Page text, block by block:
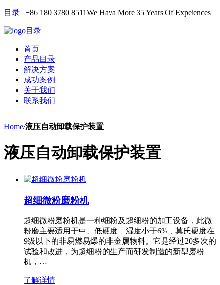
目录 +86 180 3780 8511We Hava More 35 Years Of Expeiences
目录
首页
产品目录
解决方案
成功案例
关于我们
联系我们
Home/液压自动卸载保护装置
液压自动卸载保护装置
超细微粉磨粉机
超细微粉磨粉机是一种细粉及超细粉的加工设备，此微
粉磨主要适用于中、低硬度，湿度小于6%，莫氏硬度在
9级以下的非易燃易爆的非金属物料。它是经过20多次的
试验和改进，为超细粉的生产而研发制造的新型磨粉
机，…
了解详情